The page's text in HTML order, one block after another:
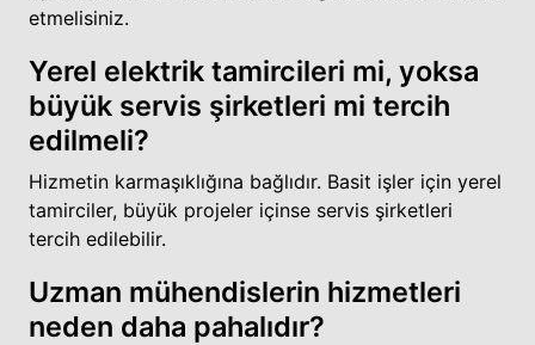
etmelisiniz.
Yerel elektrik tamircileri mi, yoksa
büyük servis şirketleri mi tercih
edilmeli?
Hizmetin karmaşıklığına bağlıdır. Basit işler için yerel
tamirciler, büyük projeler içinse servis şirketleri
tercih edilebilir.
Uzman mühendislerin hizmetleri
neden daha pahalıdır?